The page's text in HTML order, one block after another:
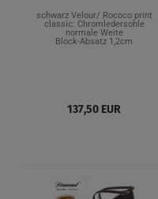
schwarz Velour/ Rococo print
classic: Chromledersohle
normale Weite
Block-Absatz 1,2cm
137,50 EUR